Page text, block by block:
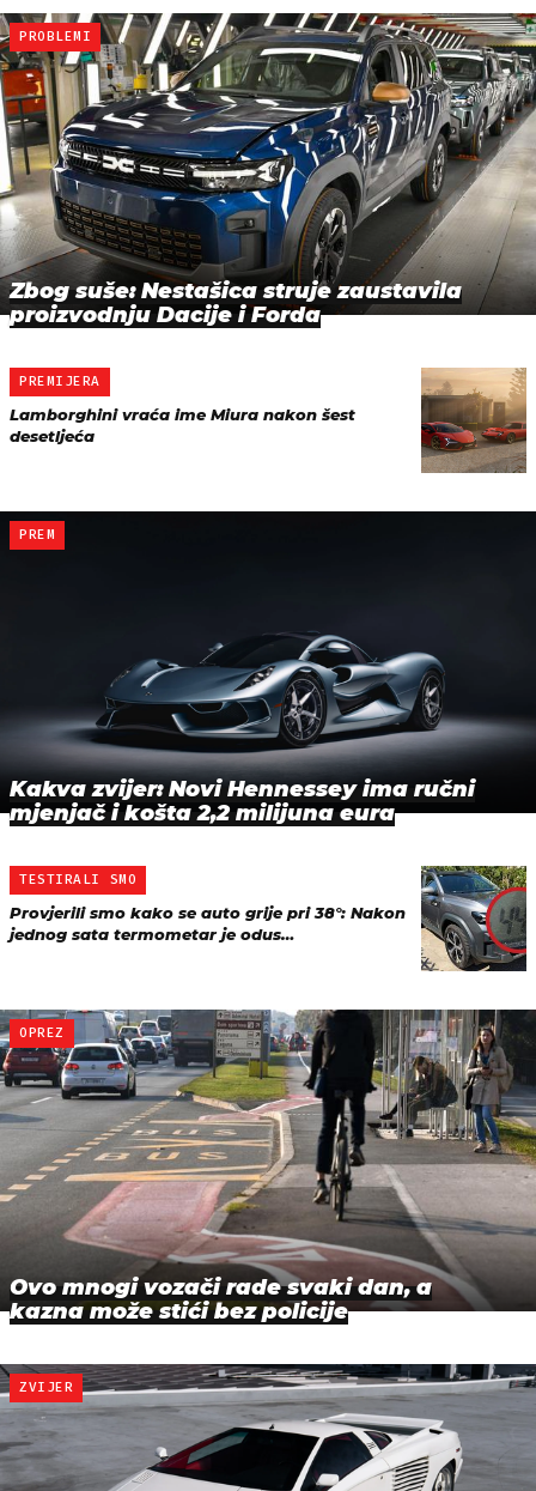
PROBLEMI
Zbog suše: Nestašica struje zaustavila
proizvodnju Dacije i Forda
PREMIJERA
Lamborghini vraća ime Miura nakon šest
desetljeća
PREM
Kakva zvijer: Novi Hennessey ima ručni
mjenjač i košta 2,2 milijuna eura
TESTIRALI SMO
Provjerili smo kako se auto grije pri 38°: Nakon
jednog sata termometar je odus…
OPREZ
Ovo mnogi vozači rade svaki dan, a
kazna može stići bez policije
ZVIJER